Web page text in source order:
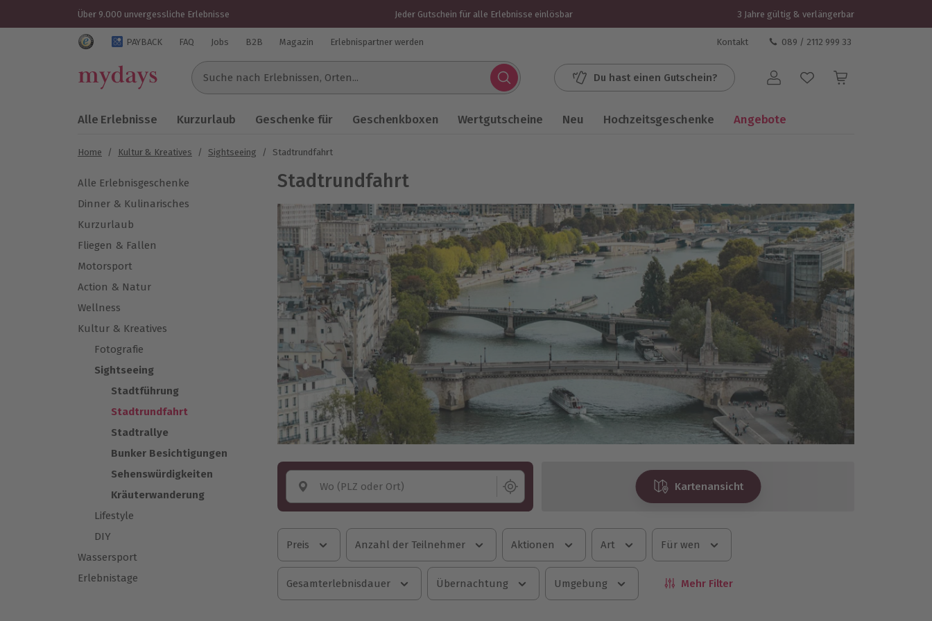
Über 9.000 unvergessliche Erlebnisse Jeder Gutschein für alle Erlebnisse einlösbar 3 Jahre gültig & verlängerbar
Trustedshops Bewertungen für mydays.de
PAYBACK FAQ Jobs B2B Magazin Erlebnispartner werden Kontakt 089 / 2112 999 33
Suche nach Erlebnissen...
Du hast einen Gutschein? Benutzerkonto
Alle Erlebnisse Kurzurlaub Geschenke für Geschenkboxen Wertgutscheine Neu Hochzeitsgeschenke Angebote
Home / Kultur & Kreatives / Sightseeing / Stadtrundfahrt
Alle Erlebnisgeschenke
Dinner & Kulinarisches
Kurzurlaub
Fliegen & Fallen
Motorsport
Action & Natur
Wellness
Kultur & Kreatives
Fotografie
Sightseeing
Stadtführung
Stadtrundfahrt
Stadtrallye
Bunker Besichtigungen
Sehenswürdigkeiten
Kräuterwanderung
Lifestyle
DIY
Wassersport
Erlebnistage
Stadtrundfahrt
Wo (PLZ oder Ort) Kartenansicht
Preis Anzahl der Teilnehmer Aktionen Art Für wen
Gesamterlebnisdauer Übernachtung Umgebung Mehr Filter